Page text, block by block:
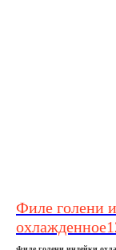
Филе голени
(коробка)